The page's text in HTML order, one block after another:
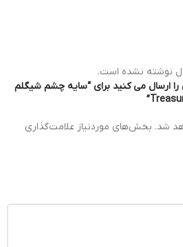
نوشته نشده است.
را ارسال می کنید برای “سایه چشم شیگلم
شد. بخش‌های موردنیاز علامت‌گذاری